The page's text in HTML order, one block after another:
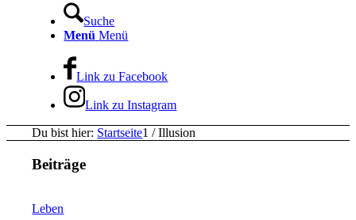
Suche
Menü Menü
Link zu Facebook
Link zu Instagram
Du bist hier: Startseite1 / Illusion
Beiträge
Leben